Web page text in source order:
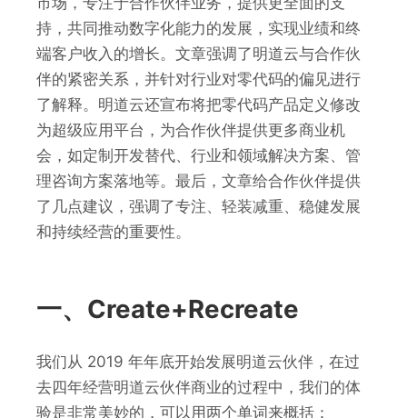
持，共同推动数字化能力的发展，实现业绩和终
端客户收入的增长。文章强调了明道云与合作伙
伴的紧密关系，并针对行业对零代码的偏见进行
了解释。明道云还宣布将把零代码产品定义修改
为超级应用平台，为合作伙伴提供更多商业机
会，如定制开发替代、行业和领域解决方案、管
理咨询方案落地等。最后，文章给合作伙伴提供
了几点建议，强调了专注、轻装减重、稳健发展
和持续经营的重要性。
一、Create+Recreate
我们从 2019 年年底开始发展明道云伙伴，在过
去四年经营明道云伙伴商业的过程中，我们的体
验是非常美妙的，可以用两个单词来概括：